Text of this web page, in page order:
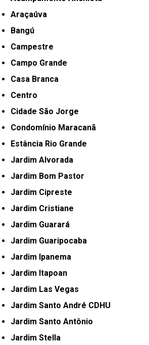
Araçaúva
Bangú
Campestre
Campo Grande
Casa Branca
Centro
Cidade São Jorge
Condomínio Maracanã
Estância Rio Grande
Jardim Alvorada
Jardim Bom Pastor
Jardim Cipreste
Jardim Cristiane
Jardim Guarará
Jardim Guaripocaba
Jardim Ipanema
Jardim Itapoan
Jardim Las Vegas
Jardim Santo André CDHU
Jardim Santo Antônio
Jardim Stella